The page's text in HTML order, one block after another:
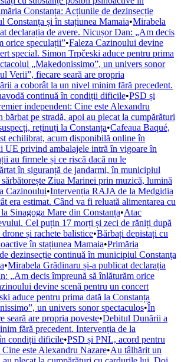
Constanța: Acțiunile de dezinsecție
Constanța și în stațiunea Mamaia•Mirabela
declarația de avere. Nicușor Dan: „Am decis
orice speculații”•Faleza Cazinoului devine
special. Simon Trpčeski aduce pentru prima
„Makedonissimo”, un univers sonor
Verii”, fiecare seară are propria
a coborât la un nivel minim fără precedent.
continuă în condiții dificile•PSD și
independent: Cine este Alexandru
bărbat pe stradă, apoi au plecat la cumpărături
reținuți la Constanța•Cafeaua Baqué,
echilibrat, acum disponibilă online în
UE privind ambalajele intră în vigoare în
au firmele și ce riscă dacă nu le
în siguranță de jandarmi, în municipiul
sărbătorește Ziua Marinei prin muzică, lumină
Cazinoului•Intervenția RAJA de la Medgidia
era estimat. Când va fi reluată alimentarea cu
Sinagoga Mare din Constanța•Atac
Cel puțin 17 morți și zeci de răniți după
și rachete balistice•Bărbați depistați cu
în stațiunea Mamaia•Primăria
dezinsecție continuă în municipiul Constanța
•Mirabela Grădinaru și-a publicat declarația
„Am decis împreună să înlăturăm orice
devine scenă pentru un concert
aduce pentru prima dată la Constanța
un univers sonor spectaculos•În
seară are propria poveste•Debitul Dunării a
fără precedent. Intervenția de la
condiții dificile•PSD și PNL, acord pentru
este Alexandru Nazare•Au tâlhărit un